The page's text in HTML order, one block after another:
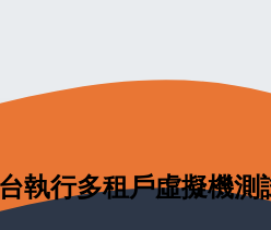
執行多租戶虛擬機測